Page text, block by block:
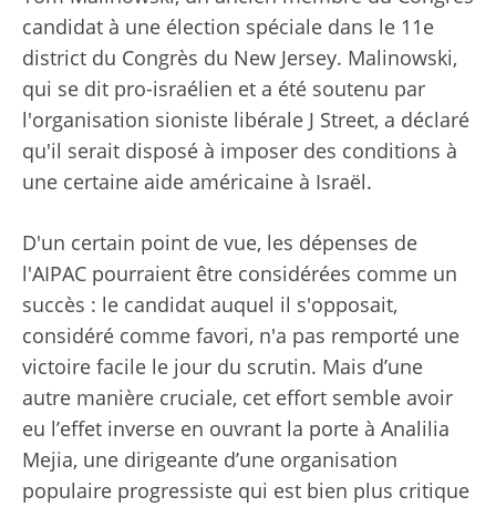
candidat à une élection spéciale dans le 11e
district du Congrès du New Jersey. Malinowski,
qui se dit pro-israélien et a été soutenu par
l'organisation sioniste libérale J Street, a déclaré
qu'il serait disposé à imposer des conditions à
une certaine aide américaine à Israël.
D'un certain point de vue, les dépenses de
l'AIPAC pourraient être considérées comme un
succès : le candidat auquel il s'opposait,
considéré comme favori, n'a pas remporté une
victoire facile le jour du scrutin. Mais d’une
autre manière cruciale, cet effort semble avoir
eu l’effet inverse en ouvrant la porte à Analilia
Mejia, une dirigeante d’une organisation
populaire progressiste qui est bien plus critique